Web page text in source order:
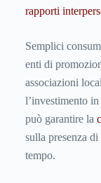
rapporti
Semplici
enti di
associazioni
l’investimento
può garantire la
sulla presenza di
tempo.